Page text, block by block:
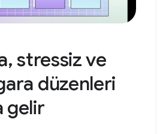
stressiz ve
düzenleri
gelir